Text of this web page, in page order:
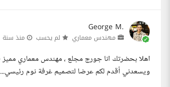
George M.
مهندس معماري لم يحسب منذ سنة
اهلا بحضرتك انا جورج مجلع ، مهندس معماري
ويسعدني أقدم لكم عرضا لتصميم غرفة نوم رئيسي...